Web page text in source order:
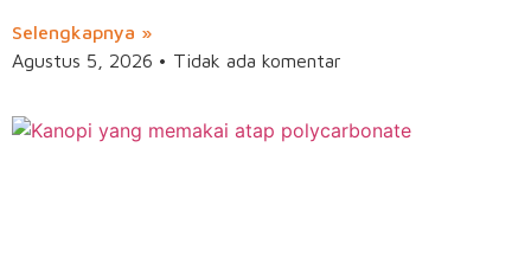
Selengkapnya »
Agustus 5, 2026
Tidak ada komentar